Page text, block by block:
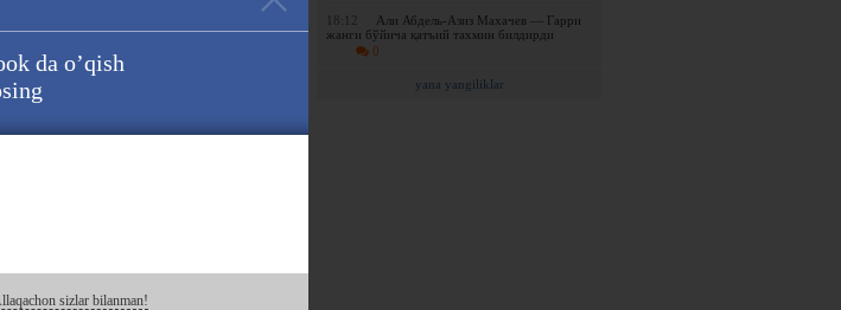
18:12
Али Абдель-Азиз Махачев — Гарри
жанги бўйича қатъий тахмин билдирди
0
yana yangiliklar
da o’qish
sizlar bilanman!